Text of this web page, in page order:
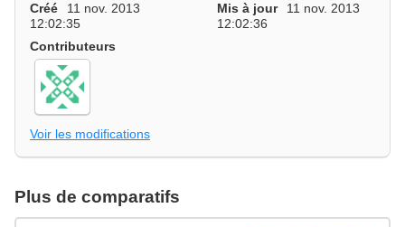
Créé
11 nov. 2013
12:02:35
Mis à jour
11 nov. 2013
12:02:36
Contributeurs
Voir les modifications
Plus de comparatifs